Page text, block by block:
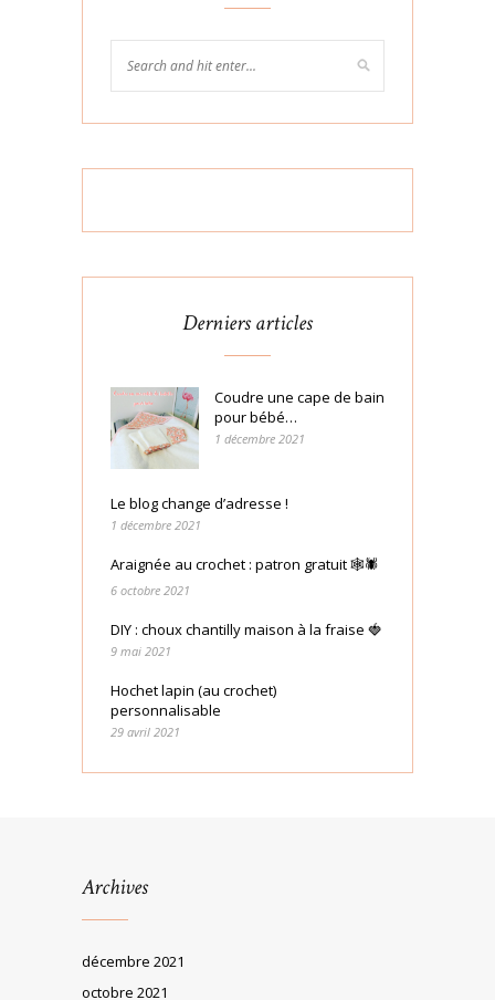
Derniers articles
Coudre une cape de bain
pour bébé…
1 décembre 2021
Le blog change d’adresse !
1 décembre 2021
Araignée au crochet : patron gratuit 🕸🕷
6 octobre 2021
DIY : choux chantilly maison à la fraise 🍓
9 mai 2021
Hochet lapin (au crochet)
personnalisable
29 avril 2021
Archives
décembre 2021
octobre 2021